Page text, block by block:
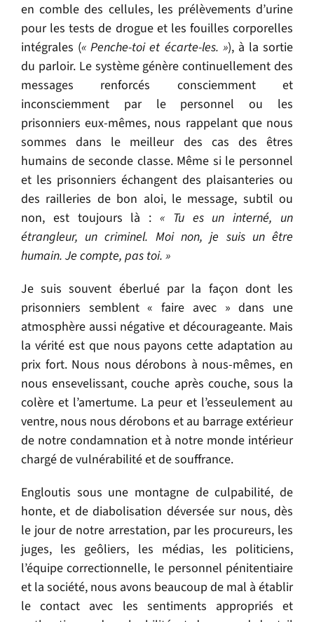
en comble des cellules, les prélèvements d’urine
pour les tests de drogue et les fouilles corporelles
intégrales (« Penche-toi et écarte-les. »), à la sortie
du parloir. Le système génère continuellement des
messages renforcés consciemment et
inconsciemment par le personnel ou les
prisonniers eux-mêmes, nous rappelant que nous
sommes dans le meilleur des cas des êtres
humains de seconde classe. Même si le personnel
et les prisonniers échangent des plaisanteries ou
des railleries de bon aloi, le message, subtil ou
non, est toujours là : « Tu es un interné, un
étrangleur, un criminel. Moi non, je suis un être
humain. Je compte, pas toi. »
Je suis souvent éberlué par la façon dont les
prisonniers semblent « faire avec » dans une
atmosphère aussi négative et décourageante. Mais
la vérité est que nous payons cette adaptation au
prix fort. Nous nous dérobons à nous-mêmes, en
nous ensevelissant, couche après couche, sous la
colère et l’amertume. La peur et l’esseulement au
ventre, nous nous dérobons et au barrage extérieur
de notre condamnation et à notre monde intérieur
chargé de vulnérabilité et de souffrance.
Engloutis sous une montagne de culpabilité, de
honte, et de diabolisation déversée sur nous, dès
le jour de notre arrestation, par les procureurs, les
juges, les geôliers, les médias, les politiciens,
l’équipe correctionnelle, le personnel pénitentiaire
et la société, nous avons beaucoup de mal à établir
le contact avec les sentiments appropriés et